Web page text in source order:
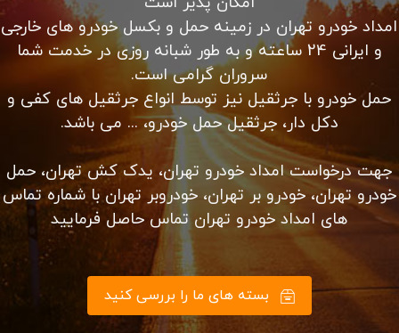
پمپ بنزین و لنت ترمز در محل امداد خودرو شبانه روزی
تهران با کادری مجرب در ۲۴ ساعت شبانه روز بدون تعطیلی
در خدمت شما می باشد. کلیه خدمات حرفه ای امداد رسانی
را از ما بخواهید.
باطری به باطری سیار در محل شما، حمل خودرو با یدک کش،
حمل خودرو با خودرو سوار کفی، پنچرگیری در محل شما،
مکانیک سیار، سوخت رسانی در محل شما، باز کردن درب
خودرو و…
الان با ما تماس بگیرید